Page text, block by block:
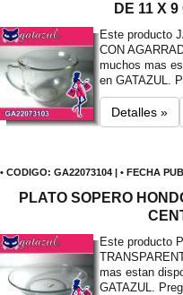
DE 11 X
Este producto
CON
muchos mas
en GATAZUL.
Detalles »
• CODIGO: GA22073104 | • FECHA
PLATO SOPERO
Este producto
mas estan
GATAZUL.